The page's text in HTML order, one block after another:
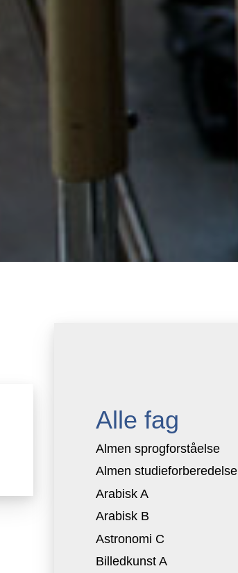
Alle fag
Almen sprogforståelse
Almen studieforberedelse
Arabisk A
Arabisk B
Astronomi C
Billedkunst A